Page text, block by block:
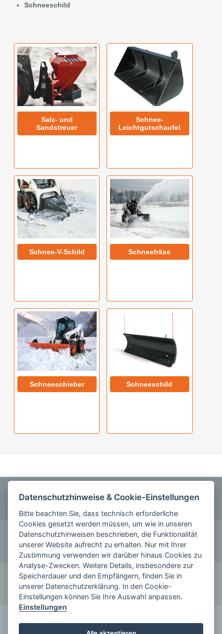
Schneeschild
Salz- und
Sandstreuer
Schnee-
Leichtgutschaufel
Schnee-V-Schild Schneefräse
Schneeschieber Schneeschild
KONTAKT
schreiben Sie uns
FOLGE SIE UNS AUF
Datenschutzhinweise & Cookie-Einstellungen
Bitte beachten Sie, dass technisch erforderliche
Cookies gesetzt werden müssen, um wie in unseren
Datenschutzhinweisen beschrieben, die Funktionalität
unserer Website aufrecht zu erhalten. Nur mit Ihrer
Zustimmung verwenden wir darüber hinaus Cookies zu
Analyse-Zwecken. Weitere Details, insbesondere zur
Speicherdauer und den Empfängern, finden Sie in
unserer Datenschutzerklärung. In den Cookie-
Einstellungen können Sie Ihre Auswahl anpassen.
Einstellungen